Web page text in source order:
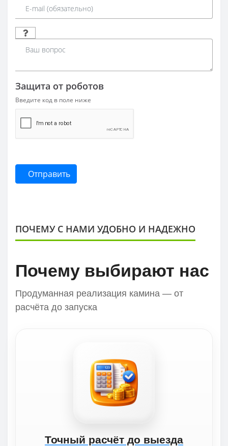
Защита от роботов
Введите код в поле ниже
Отправить
ПОЧЕМУ С НАМИ УДОБНО И НАДЕЖНО
Почему выбирают нас
Продуманная реализация камина — от
расчёта до запуска
Точный расчёт до выезда